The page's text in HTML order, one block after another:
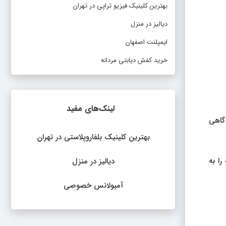
به
بهترین کلینیک فیزیو تراپی در تهران
دیالیز در منزل
ایمپلنت اصفهان
خرید کفش دیابتی مردانه
لینک‌های مفید
بهترین کلینیک بلفاروپلاستی در تهران
دیالیز در منزل
آمبولانس خصوصی